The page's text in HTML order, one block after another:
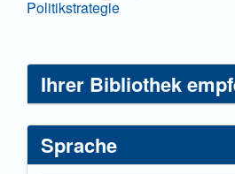
Politikstrategie
Ihrer Bibliothek
Sprache